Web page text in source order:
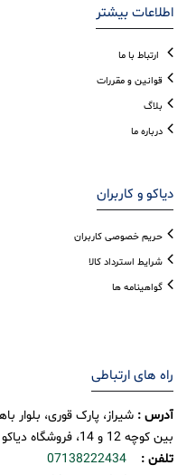
اطلاعات بیشتر
ارتباط با ما
قوانین و مقررات
بلاگ
درباره ما
دیاکو و کاربران
حریم خصوصی کاربران
شرایط استرداد کالا
گواهینامه ها
راه های ارتباطی
آدرس : شیراز، پارک قوری، بلوار
بین کوچه 12 و 14، فروشگاه دیاکو - فتحی
تلفن : 07138222434